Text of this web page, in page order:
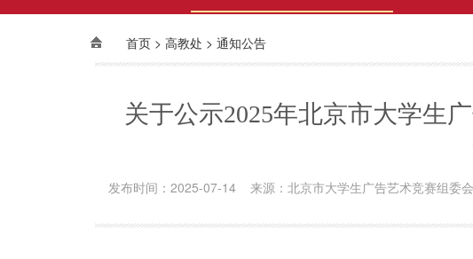
首页 > 高教处 > 通知公告
关于公示2025年北京市大学生
发布时间：2025-07-14 来源：北京市大学生广告艺术竞赛组委会